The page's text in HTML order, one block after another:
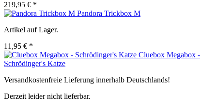
219,95 € *
Pandora Trickbox M
Artikel auf Lager.
11,95 € *
Cluebox Megabox -
Schrödinger's Katze
Versandkostenfreie Lieferung innerhalb Deutschlands!
Derzeit leider nicht lieferbar.